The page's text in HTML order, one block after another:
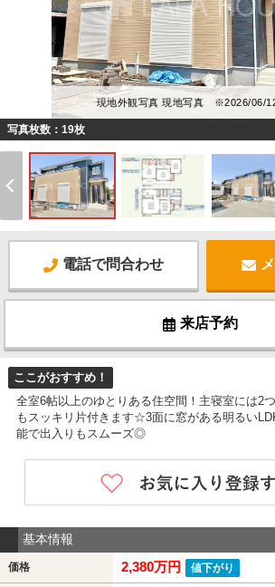
現地外観写真 現地写真 ※2026/06/
写真枚数：19枚
電話で問合わせ
来店予約
ここがおすすめ！
全室6帖以上のゆとりある住空間！主寝室には2
もスッキリ片付きます☆3面に窓がある明るい
能で出入りもスムーズ◎
基本情報
価格 2,380万円 値下がり